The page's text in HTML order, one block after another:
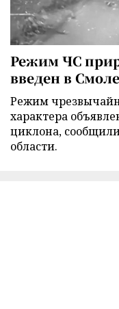
Режим ЧС
введен в
Режим
характера
циклона,
области.